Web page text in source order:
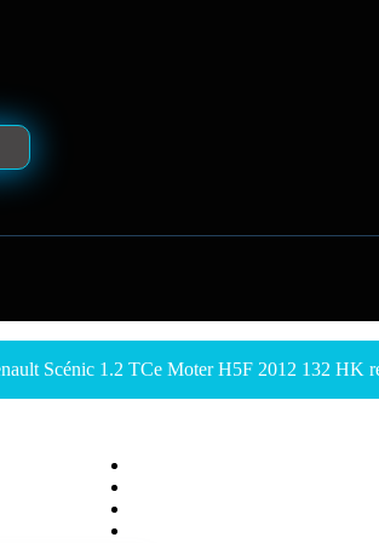
Scénic 1.2 TCe Moter H5F 2012 132 HK